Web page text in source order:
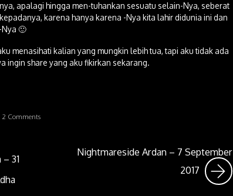
apalagi hingga men-tuhankan sesuatu selain-Nya, seberat
karena hanya karena -Nya kita lahir didunia ini dan
🙂
menasihati kalian yang mungkin lebih tua, tapi aku tidak ada
ingin share yang aku fikirkan sekarang.
2 Comments
31
Nightmareside Ardan – 7 September
2017